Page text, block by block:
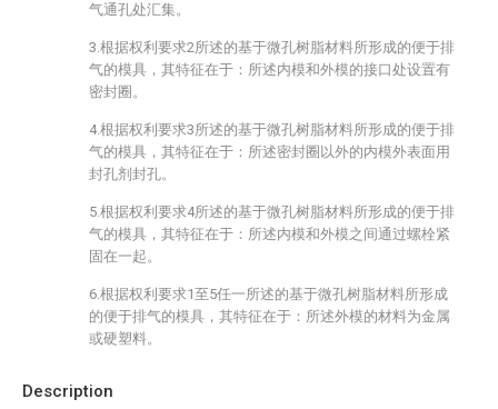
Description
气通孔处汇集。
3.根据权利要求2所述的基于微孔树脂材料所形成的便于排
气的模具，其特征在于：所述内模和外模的接口处设置有
密封圈。
4.根据权利要求3所述的基于微孔树脂材料所形成的便于排
气的模具，其特征在于：所述密封圈以外的内模外表面用
封孔剂封孔。
5.根据权利要求4所述的基于微孔树脂材料所形成的便于排
气的模具，其特征在于：所述内模和外模之间通过螺栓紧
固在一起。
6.根据权利要求1至5任一所述的基于微孔树脂材料所形成
的便于排气的模具，其特征在于：所述外模的材料为金属
或硬塑料。